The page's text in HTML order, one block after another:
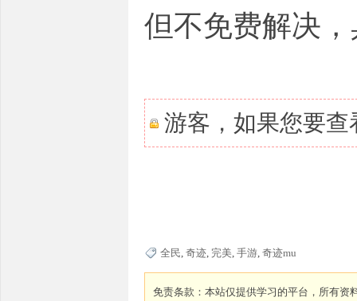
但不免费解决
游客，如果您要
全民, 奇迹, 完美, 手游, 奇迹mu
免责条款：本站仅提供学习的平台，所有资